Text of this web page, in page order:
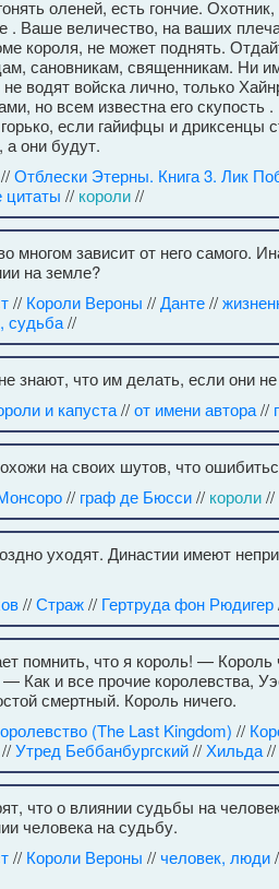
оленей, есть гончие.
. Ваше величество, на ваших
короля, не может поднять.
сановникам, священникам. Ни
водят войска лично, только
но всем известна его скупость
если гайифцы и дриксенцы
они будут.
//Отблески Этерны. Книга 3. Лик
// короли//
многом зависит от него самого.
на земле?
// Короли Вероны //Данте//
судьба//
знают, что им делать, если они
и капуста//от имени автора//
на своих шутов, что
// граф де Бюсси// короли//
уходят. Династии имеют
//Страж// Гертруда фон Рюдигер
помнить, что я король! — Король
и все прочие королевства,
смертный. Король ничего.
(The Last Kingdom) //
//Утред Беббанбургский// Хильда//
что о влиянии судьбы на
человека на судьбу.
// Короли Вероны //человек, люди